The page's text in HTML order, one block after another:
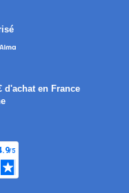
d'achat en France